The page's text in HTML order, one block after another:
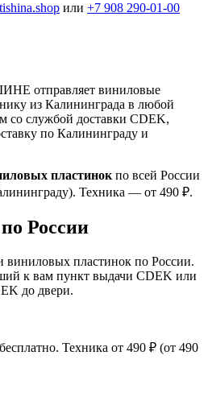
или +7 908 290-01-00
отправляет виниловые
из Калининграда в любой
со службой доставки CDEK,
по Калининграду и
пластинок по всей России
Техника — от 490 ₽.
России
виниловых пластинок по России.
к вам пункт выдачи CDEK или
до двери.
Техника от 490 ₽ (от 490